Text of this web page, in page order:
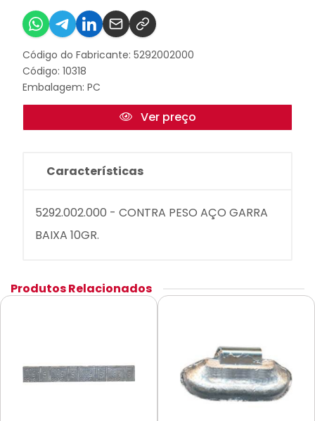
Código do Fabricante: 5292002000
Código: 10318
Embalagem: PC
Ver preço
Características
5292.002.000 - CONTRA PESO AÇO GARRA
BAIXA 10GR.
Produtos Relacionados